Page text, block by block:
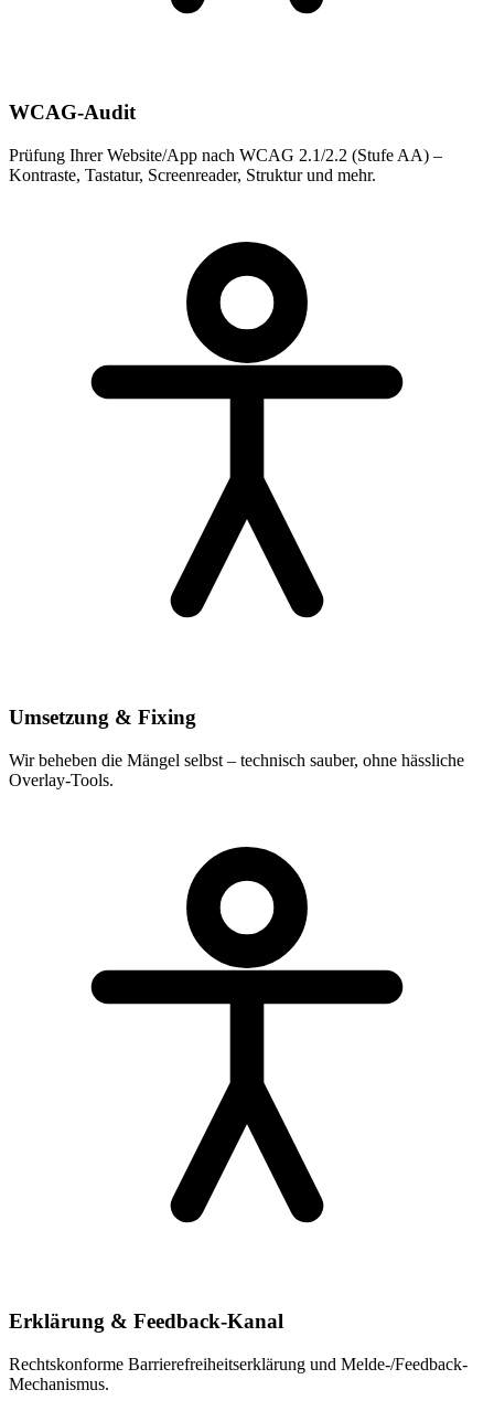
WCAG-Audit
Prüfung Ihrer Website/App nach WCAG 2.1/2.2 (Stufe AA) –
Kontraste, Tastatur, Screenreader, Struktur und mehr.
Umsetzung & Fixing
Wir beheben die Mängel selbst – technisch sauber, ohne hässliche
Overlay-Tools.
Erklärung & Feedback-Kanal
Rechtskonforme Barrierefreiheitserklärung und Melde-/Feedback-
Mechanismus.